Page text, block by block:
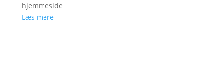
hjemmeside
Læs mere